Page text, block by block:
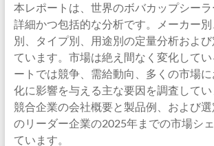
本レポートは、世界のボバカップシー
詳細かつ包括的な分析です。メーカー
別、タイプ別、用途別の定量分析およ
ています。市場は絶え間なく変化して
ートでは競争、需給動向、多くの市場
化に影響を与える主な要因を調査して
競合企業の会社概要と製品例、および
のリーダー企業の2025年までの市場シ
ています。